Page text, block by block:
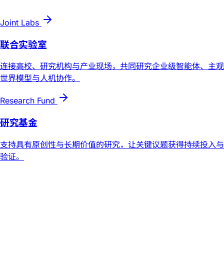
Joint Labs
联合实验室
连接高校、研究机构与产业现场，共同研究企业级智能体、主观
世界模型与人机协作。
Research Fund
研究基金
支持具有原创性与长期价值的研究，让关键议题获得持续投入与
验证。